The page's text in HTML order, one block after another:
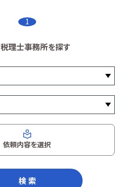
1
税理士事務所を探す
依頼内容を選択
検 索